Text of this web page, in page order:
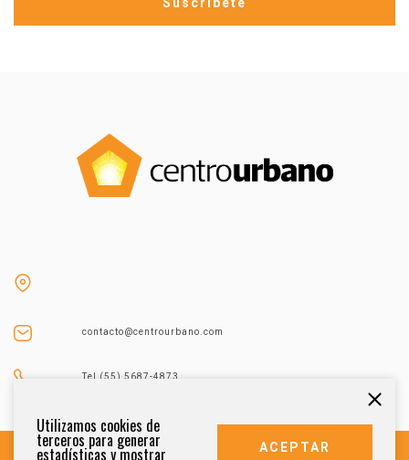
contacto@centrourbano.com
Tel (55) 5687-4873
Utilizamos cookies de
terceros para generar
estadísticas y mostrar ACEPTAR